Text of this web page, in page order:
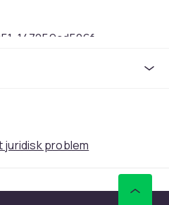
147259cd506f
problem